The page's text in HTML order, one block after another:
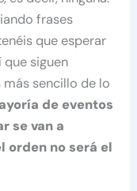
frases
que esperar
que siguen
sencillo de lo
de eventos
se van a
orden no será el